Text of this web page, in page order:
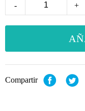
-
+
Compartir